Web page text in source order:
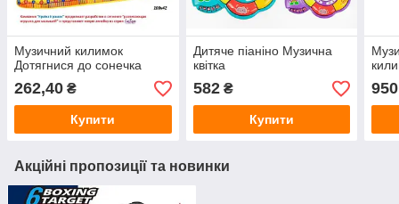
Музичний килимок
Дотягнися до сонечка
262,40 ₴
Купити
Дитяче піаніно Музична
квітка
582₴
Купити
950
Акційні пропозиції та новинки